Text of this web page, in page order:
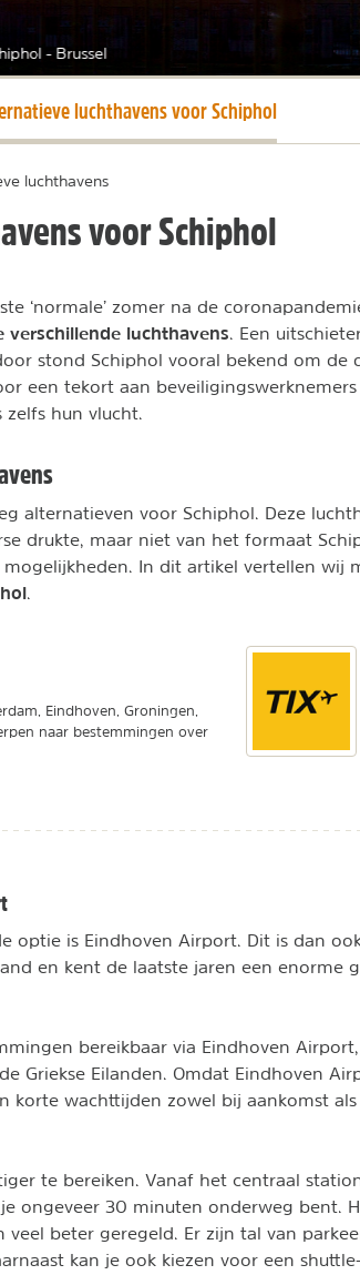
- Brussel
paginaluchthavens voor Schiphol
luchthavens
voor Schiphol
‘normale’ zomer na de
verschillende luchthavens. Een
stond Schiphol vooral bekend om de
een tekort aan
hun vlucht.
alternatieven voor Schiphol. Deze
drukte, maar niet van het formaat
In dit artikel vertellen wij
.
Eindhoven, Groningen,
naar bestemmingen over
optie is Eindhoven Airport. Dit is dan
en kent de laatste jaren een enorme
bereikbaar via Eindhoven
Griekse Eilanden. Omdat Eindhoven
korte wachttijden zowel bij aankomst als
te bereiken. Vanaf het centraal
ongeveer 30 minuten onderweg bent.
veel beter geregeld. Er zijn tal van
kan je ook kiezen voor een